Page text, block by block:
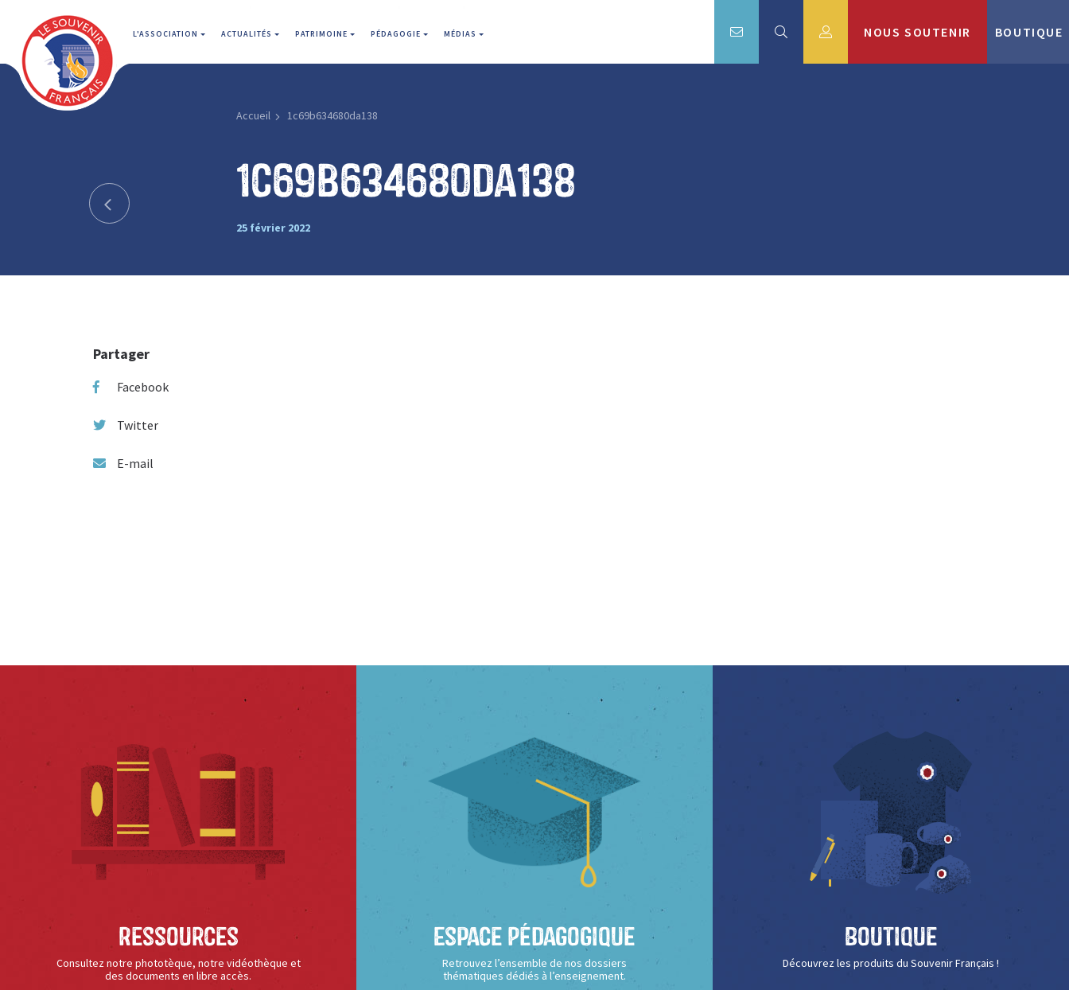
L'ASSOCIATION ACTUALITÉS PATRIMOINE PÉDAGOGIE MÉDIAS NOUS SOUTENIR BOUTIQUE
Accueil 1c69b634680da138
1c69b634680da138
25 février 2022
Partager
Facebook
Twitter
E-mail
Ressources
Consultez notre phototèque, notre vidéothèque et
des documents en libre accès.
Espace Pédagogique
Retrouvez l’ensemble de nos dossiers
thématiques dédiés à l’enseignement.
Boutique
Découvrez les produits du Souvenir Français !